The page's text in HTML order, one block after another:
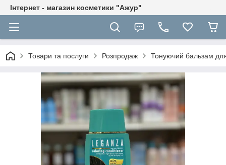
Інтернет - магазин косметики "Ажур"
Товари та послуги Розпродаж Тонуючий бальзам